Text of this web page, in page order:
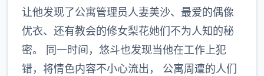
让他发现了公寓管理员人妻美沙、最爱的偶像
优衣、还有教会的修女梨花她们不为人知的秘
密。 同一时间，悠斗也发现当他在工作上犯
错，将情色内容不小心流出， 公寓周遭的人们